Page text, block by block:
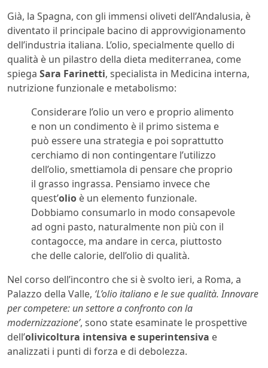
Già, la Spagna, con gli immensi oliveti dell’Andalusia, è
diventato il principale bacino di approvvigionamento
dell’industria italiana. L’olio, specialmente quello di
qualità è un pilastro della dieta mediterranea, come
spiega Sara Farinetti, specialista in Medicina interna,
nutrizione funzionale e metabolismo:
Considerare l’olio un vero e proprio alimento
e non un condimento è il primo sistema e
può essere una strategia e poi soprattutto
cerchiamo di non contingentare l’utilizzo
dell’olio, smettiamola di pensare che proprio
il grasso ingrassa. Pensiamo invece che
quest’olio è un elemento funzionale.
Dobbiamo consumarlo in modo consapevole
ad ogni pasto, naturalmente non più con il
contagocce, ma andare in cerca, piuttosto
che delle calorie, dell’olio di qualità.
Nel corso dell’incontro che si è svolto ieri, a Roma, a
Palazzo della Valle, ‘L’olio italiano e le sue qualità. Innovare
per competere: un settore a confronto con la
modernizzazione’, sono state esaminate le prospettive
dell’olivicoltura intensiva e superintensiva e
analizzati i punti di forza e di debolezza.